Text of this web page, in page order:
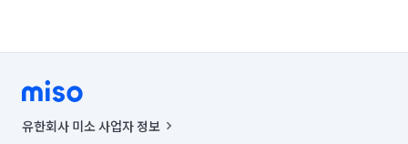
유한회사 미소 사업자 정보